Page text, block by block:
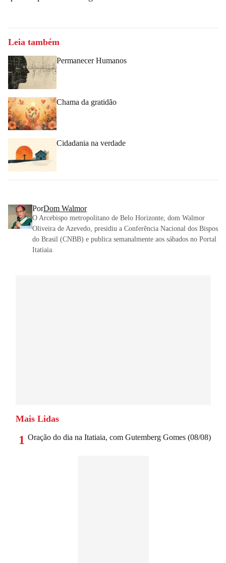
Leia também
Permanecer Humanos
Chama da gratidão
Cidadania na verdade
PorDom Walmor
O Arcebispo metropolitano de Belo Horizonte, dom Walmor
Oliveira de Azevedo, presidiu a Conferência Nacional dos Bispos
do Brasil (CNBB) e publica semanalmente aos sábados no Portal
Itatiaia.
Mais Lidas
1 Oração do dia na Itatiaia, com Gutemberg Gomes (08/08)